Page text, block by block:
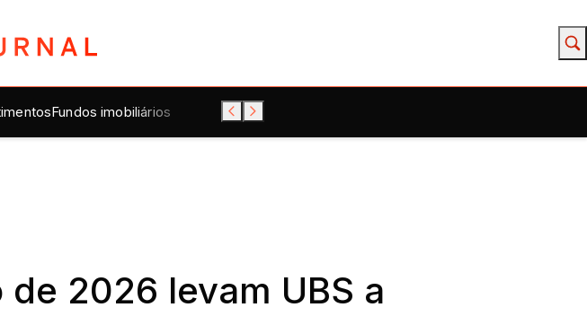
Fundos imobiliários
2026 levam UBS a